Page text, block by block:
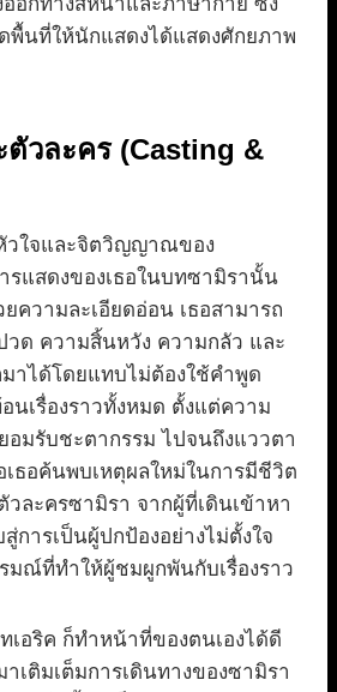
อกทางสีหน้าและภาษากาย ซึ่ง
พื้นที่ให้นักแสดงได้แสดงศักยภาพ
ตัวละคร (Casting &
วใจและจิตวิญญาณของ
รแสดงของเธอในบทซามิรานั้น
ความละเอียดอ่อน เธอสามารถ
วด ความสิ้นหวัง ความกลัว และ
าได้โดยแทบไม่ต้องใช้คำพูด
นเรื่องราวทั้งหมด ตั้งแต่ความ
อมรับชะตากรรม ไปจนถึงแววตา
เธอค้นพบเหตุผลใหม่ในการมีชีวิต
ละครซามิรา จากผู้ที่เดินเข้าหา
การเป็นผู้ปกป้องอย่างไม่ตั้งใจ
มณ์ที่ทำให้ผู้ชมผูกพันกับเรื่องราว
เอริค ก็ทำหน้าที่ของตนเองได้ดี
เติมเต็มการเดินทางของซามิรา